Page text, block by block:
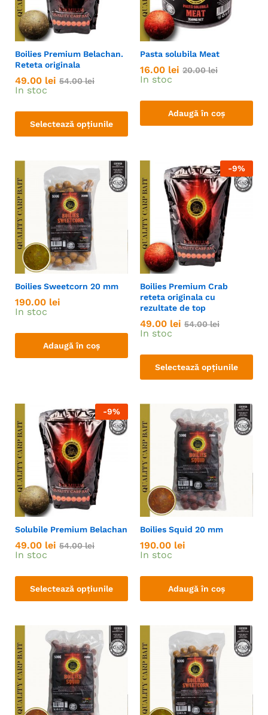
Boilies Premium Belachan.
Reteta originala
49.00 lei 54.00lei
In stoc
Selectează opțiunile
Pasta solubila Meat
16.00 lei 20.00lei
In stoc
Adaugă în coș
Boilies Sweetcorn 20 mm
190.00 lei
In stoc
Adaugă în coș
-9%
Boilies Premium Crab
reteta originala cu
rezultate de top
49.00 lei 54.00lei
In stoc
Selectează opțiunile
-9%
Solubile Premium Belachan
49.00 lei 54.00lei
In stoc
Selectează opțiunile
Boilies Squid 20 mm
190.00 lei
In stoc
Adaugă în coș